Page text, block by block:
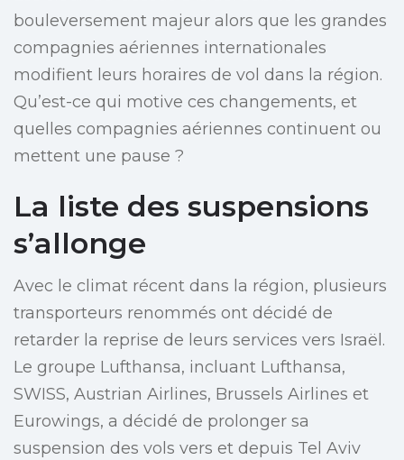
bouleversement majeur alors que les grandes
compagnies aériennes internationales
modifient leurs horaires de vol dans la région.
Qu’est-ce qui motive ces changements, et
quelles compagnies aériennes continuent ou
mettent une pause ?
La liste des suspensions
s’allonge
Avec le climat récent dans la région, plusieurs
transporteurs renommés ont décidé de
retarder la reprise de leurs services vers Israël.
Le groupe Lufthansa, incluant Lufthansa,
SWISS, Austrian Airlines, Brussels Airlines et
Eurowings, a décidé de prolonger sa
suspension des vols vers et depuis Tel Aviv